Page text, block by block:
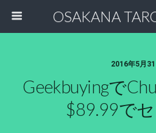
OSAKANA
2016年5月31
Geekbuyingで
$89.99で